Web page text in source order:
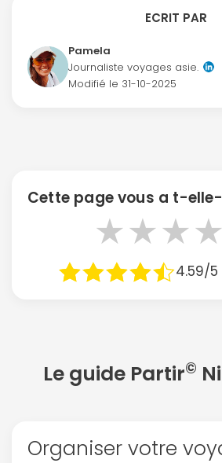
ECRIT PAR
Pamela
Journaliste voyages asie.
Modifié le 31-10-2025
Cette page vous a t-
★
★
★
★
4.59/
Le guide Partir©
Organiser votre